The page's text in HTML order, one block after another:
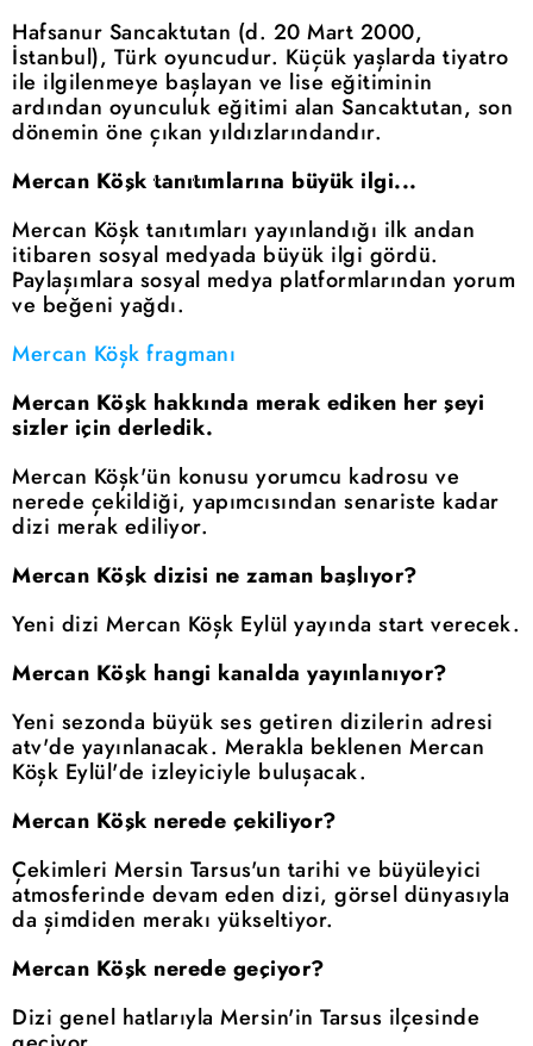
Hafsanur Sancaktutan (d. 20 Mart 2000,
İstanbul), Türk oyuncudur. Küçük yaşlarda tiyatro
ile ilgilenmeye başlayan ve lise eğitiminin
ardından oyunculuk eğitimi alan Sancaktutan, son
dönemin öne çıkan yıldızlarındandır.
Mercan Köşk tanıtımlarına büyük ilgi...
Mercan Köşk tanıtımları yayınlandığı ilk andan
itibaren sosyal medyada büyük ilgi gördü.
Paylaşımlara sosyal medya platformlarından yorum
ve beğeni yağdı.
Mercan Köşk fragmanı
Mercan Köşk hakkında merak ediken her şeyi
sizler için derledik.
Mercan Köşk'ün konusu yorumcu kadrosu ve
nerede çekildiği, yapımcısından senariste kadar
dizi merak ediliyor.
Mercan Köşk dizisi ne zaman başlıyor?
Yeni dizi Mercan Köşk Eylül yayında start verecek.
Mercan Köşk hangi kanalda yayınlanıyor?
Yeni sezonda büyük ses getiren dizilerin adresi
atv'de yayınlanacak. Merakla beklenen Mercan
Köşk Eylül'de izleyiciyle buluşacak.
Mercan Köşk nerede çekiliyor?
Çekimleri Mersin Tarsus'un tarihi ve büyüleyici
atmosferinde devam eden dizi, görsel dünyasıyla
da şimdiden merakı yükseltiyor.
Mercan Köşk nerede geçiyor?
Dizi genel hatlarıyla Mersin'in Tarsus ilçesinde